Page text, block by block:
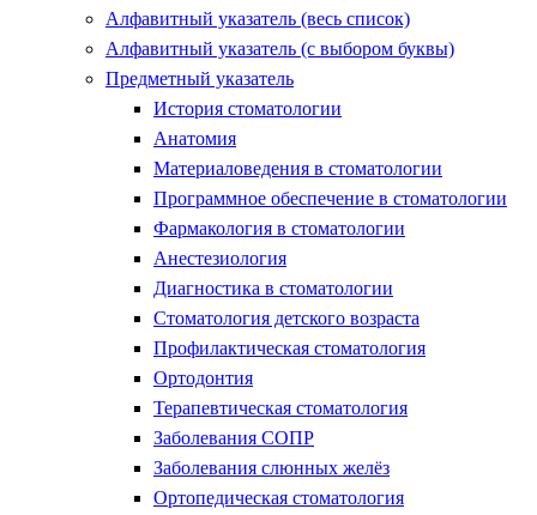
Алфавитный указатель (весь список)
Алфавитный указатель (с выбором буквы)
Предметный указатель
История стоматологии
Анатомия
Материаловедения в стоматологии
Программное обеспечение в стоматологии
Фармакология в стоматологии
Анестезиология
Диагностика в стоматологии
Стоматология детского возраста
Профилактическая стоматология
Ортодонтия
Терапевтическая стоматология
Заболевания СОПР
Заболевания слюнных желёз
Ортопедическая стоматология